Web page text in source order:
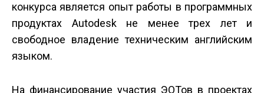
конкурса является опыт работы в программных
продуктах Autodesk не менее трех лет и
свободное владение техническим английским
языком.
На финансирование участия ЭОТов в проектах